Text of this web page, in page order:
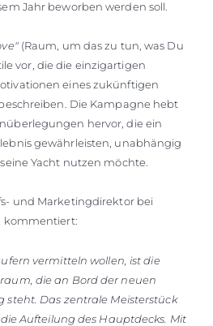
Jahr beworben werden soll.
(Raum, um das zu tun, was Du
vor, die die einzigartigen
eines zukünftigen
Die Kampagne hebt
hervor, die ein
gewährleisten, unabhängig
Yacht nutzen möchte.
und Marketingdirektor bei
kommentiert:
vermitteln wollen, ist die
die an Bord der neuen
steht. Das zentrale Meisterstück
Aufteilung des Hauptdecks. Mit